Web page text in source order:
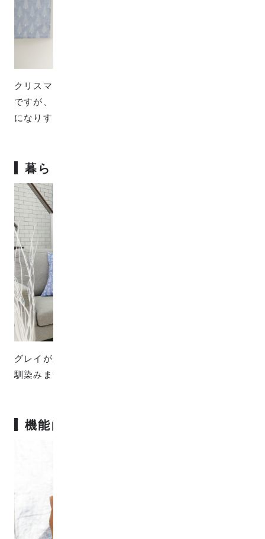
クリスマスの定番「もみの木」をモチーフにした生地
ですが、オールシーズン使えるようにクリスマス仕様
になりすぎない柄となっています。
暮らしにやさしく馴染むカラー
グレイがかった深みあるブルーが、暮らしにやさしく
馴染みます。
機能的なWガーゼ生地